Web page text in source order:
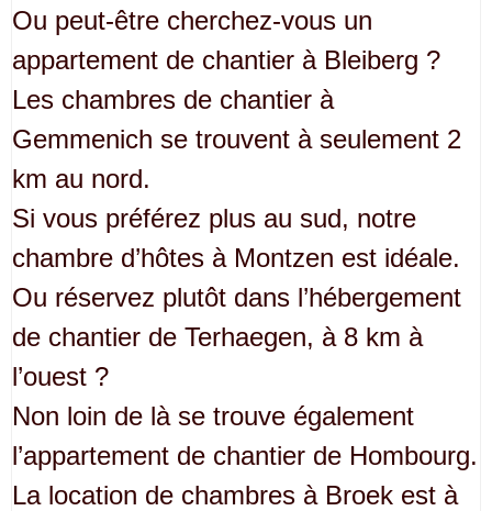
Ou peut-être cherchez-vous un
appartement de chantier à Bleiberg ?
Les chambres de chantier à
Gemmenich se trouvent à seulement 2
km au nord.
Si vous préférez plus au sud, notre
chambre d’hôtes à Montzen est idéale.
Ou réservez plutôt dans l’hébergement
de chantier de Terhaegen, à 8 km à
l’ouest ?
Non loin de là se trouve également
l’appartement de chantier de Hombourg.
La location de chambres à Broek est à